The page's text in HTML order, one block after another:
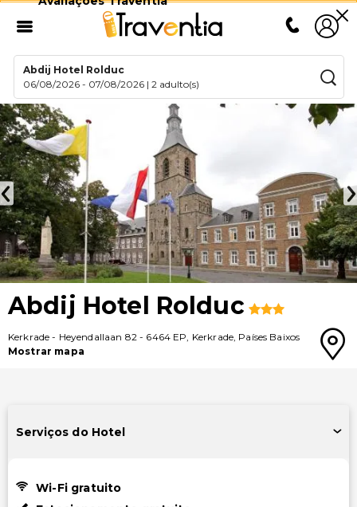
Abdij Hotel Rolduc
06/08/2026 - 07/08/2026 |2 adulto(s)
Abdij Hotel Rolduc
Kerkrade - Heyendallaan 82- 6464 EP, Kerkrade, Países Baixos
Mostrar mapa
Serviços do Hotel
Wi-Fi gratuito